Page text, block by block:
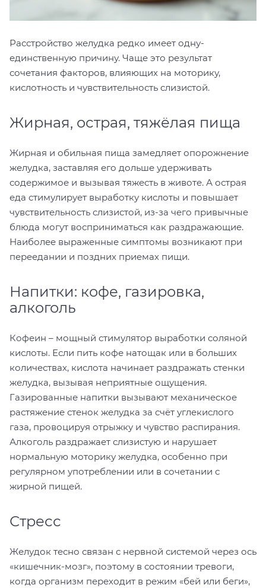
Расстройство желудка редко имеет одну-
единственную причину. Чаще это результат
сочетания факторов, влияющих на моторику,
кислотность и чувствительность слизистой.
Жирная, острая, тяжёлая пища
Жирная и обильная пища замедляет опорожнение
желудка, заставляя его дольше удерживать
содержимое и вызывая тяжесть в животе. А острая
еда стимулирует выработку кислоты и повышает
чувствительность слизистой, из-за чего привычные
блюда могут восприниматься как раздражающие.
Наиболее выраженные симптомы возникают при
переедании и поздних приемах пищи.
Напитки: кофе, газировка,
алкоголь
Кофеин – мощный стимулятор выработки соляной
кислоты. Если пить кофе натощак или в больших
количествах, кислота начинает раздражать стенки
желудка, вызывая неприятные ощущения.
Газированные напитки вызывают механическое
растяжение стенок желудка за счёт углекислого
газа, провоцируя отрыжку и чувство распирания.
Алкоголь раздражает слизистую и нарушает
нормальную моторику желудка, особенно при
регулярном употреблении или в сочетании с
жирной пищей.
Стресс
Желудок тесно связан с нервной системой через ось
«кишечник-мозг», поэтому в состоянии тревоги,
когда организм переходит в режим «бей или беги»,